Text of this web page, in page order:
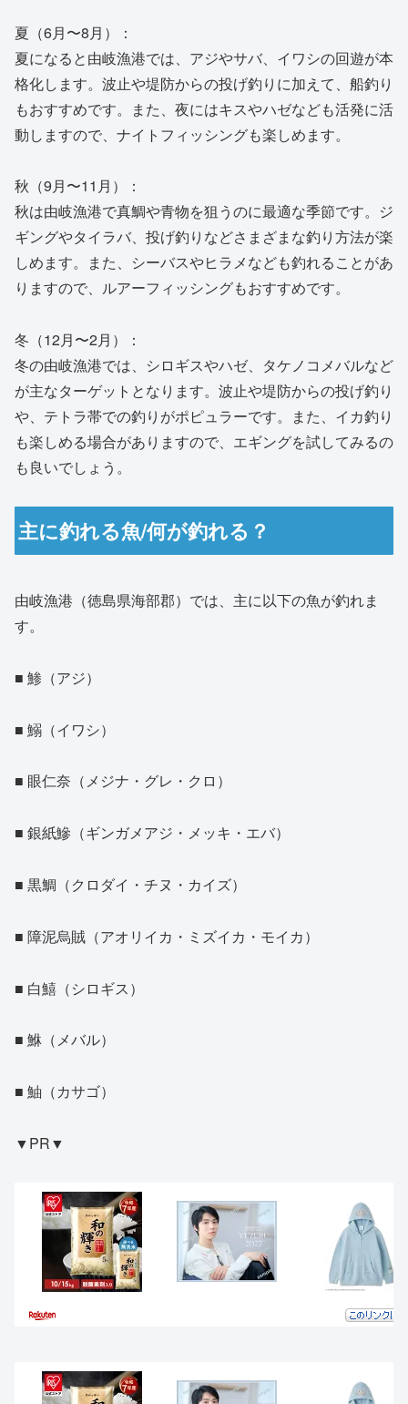
夏（6月〜8月）：
夏になると由岐漁港では、アジやサバ、イワシの回遊が本
格化します。波止や堤防からの投げ釣りに加えて、船釣り
もおすすめです。また、夜にはキスやハゼなども活発に活
動しますので、ナイトフィッシングも楽しめます。
秋（9月〜11月）：
秋は由岐漁港で真鯛や青物を狙うのに最適な季節です。ジ
ギングやタイラバ、投げ釣りなどさまざまな釣り方法が楽
しめます。また、シーバスやヒラメなども釣れることがあ
りますので、ルアーフィッシングもおすすめです。
冬（12月〜2月）：
冬の由岐漁港では、シロギスやハゼ、タケノコメバルなど
が主なターゲットとなります。波止や堤防からの投げ釣り
や、テトラ帯での釣りがポピュラーです。また、イカ釣り
も楽しめる場合がありますので、エギングを試してみるの
も良いでしょう。
主に釣れる魚/何が釣れる？
由岐漁港（徳島県海部郡）では、主に以下の魚が釣れま
す。
■ 鯵（アジ）
■ 鰯（イワシ）
■ 眼仁奈（メジナ・グレ・クロ）
■ 銀紙鰺（ギンガメアジ・メッキ・エバ）
■ 黒鯛（クロダイ・チヌ・カイズ）
■ 障泥烏賊（アオリイカ・ミズイカ・モイカ）
■ 白鱚（シロギス）
■ 鮴（メバル）
■ 鮋（カサゴ）
▼PR▼